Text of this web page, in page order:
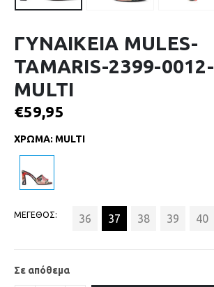
ΓΥΝΑΙΚΕΙΑ MULES-
TAMARIS-2399-0012-
MULTI
€59,95
ΧΡΩΜΑ: MULTI
ΜΕΓΕΘΟΣ 36 37 38 39 40
Σε απόθεμα